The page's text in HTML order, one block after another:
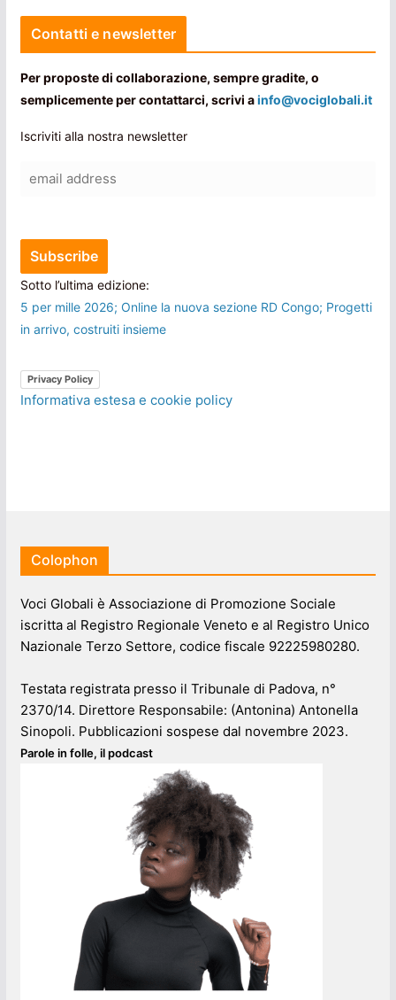
Contatti e newsletter
Per proposte di collaborazione, sempre gradite, o
semplicemente per contattarci, scrivi ainfo@vociglobali.it
Iscriviti alla nostra newsletter
Sotto l’ultima edizione:
5 per mille 2026; Online la nuova sezione RD Congo; Progetti
in arrivo, costruiti insieme
Privacy Policy
Informativa estesa e cookie policy
Colophon
Voci Globali è Associazione di Promozione Sociale
iscritta al Registro Regionale Veneto e al Registro Unico
Nazionale Terzo Settore, codice fiscale 92225980280.
Testata registrata presso il Tribunale di Padova, n°
2370/14. Direttore Responsabile: (Antonina) Antonella
Sinopoli. Pubblicazioni sospese dal novembre 2023.
Parole in folle, il podcast